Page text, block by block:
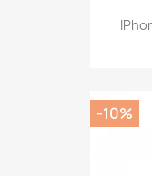
-10%